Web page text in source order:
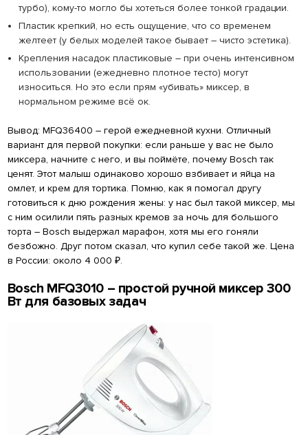
турбо), кому-то могло бы хотеться более тонкой градации.
Пластик крепкий, но есть ощущение, что со временем
желтеет (у белых моделей такое бывает – чисто эстетика).
Крепления насадок пластиковые – при очень интенсивном
использовании (ежедневно плотное тесто) могут
износиться. Но это если прям «убивать» миксер, в
нормальном режиме всё ок.
Вывод: MFQ36400 – герой ежедневной кухни. Отличный
вариант для первой покупки: если раньше у вас не было
миксера, начните с него, и вы поймёте, почему Bosch так
ценят. Этот малыш одинаково хорошо взбивает и яйца на
омлет, и крем для тортика. Помню, как я помогал другу
готовиться к дню рождения жены: у нас был такой миксер, мы
с ним осилили пять разных кремов за ночь для большого
торта – Bosch выдержал марафон, хотя мы его гоняли
безбожно. Друг потом сказал, что купил себе такой же. Цена
в России: около 4 000 ₽.
Bosch MFQ3010 – простой ручной миксер 300
Вт для базовых задач